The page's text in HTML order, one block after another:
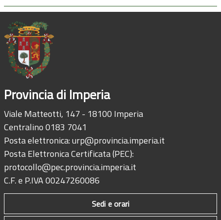
Provincia di Imperia
Viale Matteotti, 147 - 18100 Imperia
Centralino 0183 7041
Posta elettronica:urp@provincia.imperia.it
Posta Elettronica Certificata (PEC):
protocollo@pec.provincia.imperia.it
C.F. e P.IVA 00247260086
Sedi e orari